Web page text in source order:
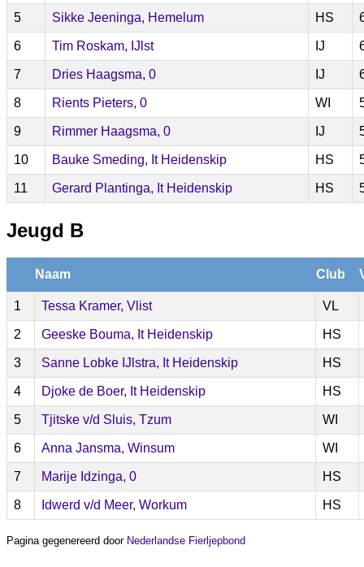
5 Sikke Jeeninga, Hemelum HS
6 Tim Roskam, IJlst IJ
7 Dries Haagsma, 0 IJ
8 Rients Pieters, 0 WI
9 Rimmer Haagsma, 0 IJ
10 Bauke Smeding, It Heidenskip HS
11 Gerard Plantinga, It Heidenskip HS
Jeugd B
Naam Club
1 Tessa Kramer, Vlist VL
2 Geeske Bouma, It Heidenskip HS
3 Sanne Lobke IJlstra, It Heidenskip HS
4 Djoke de Boer, It Heidenskip HS
5 Tjitske v/d Sluis, Tzum WI
6 Anna Jansma, Winsum WI
7 Marije Idzinga, 0 HS
8 Idwerd v/d Meer, Workum HS
Pagina gegenereerd door Nederlandse Fierljepbond